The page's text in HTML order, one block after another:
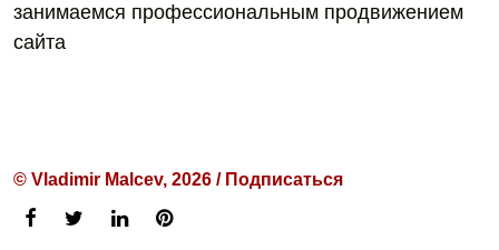
занимаемся профессиональным продвижением
сайта
© Vladimir Malcev, 2026 / Подписаться